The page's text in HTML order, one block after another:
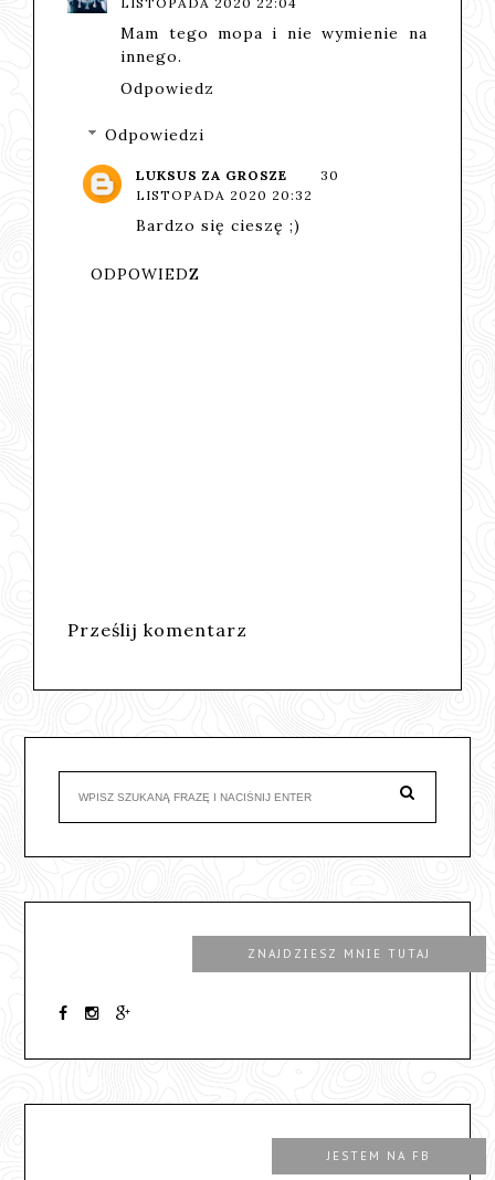
Mam tego mopa i nie wymienie na
innego.
Odpowiedz
Odpowiedzi
LUKSUS ZA GROSZE
30
LISTOPADA 2020 20:32
Bardzo się cieszę ;)
ODPOWIEDZ
Prześlij komentarz
ZNAJDZIESZ MNIE TUTAJ
JESTEM NA FB